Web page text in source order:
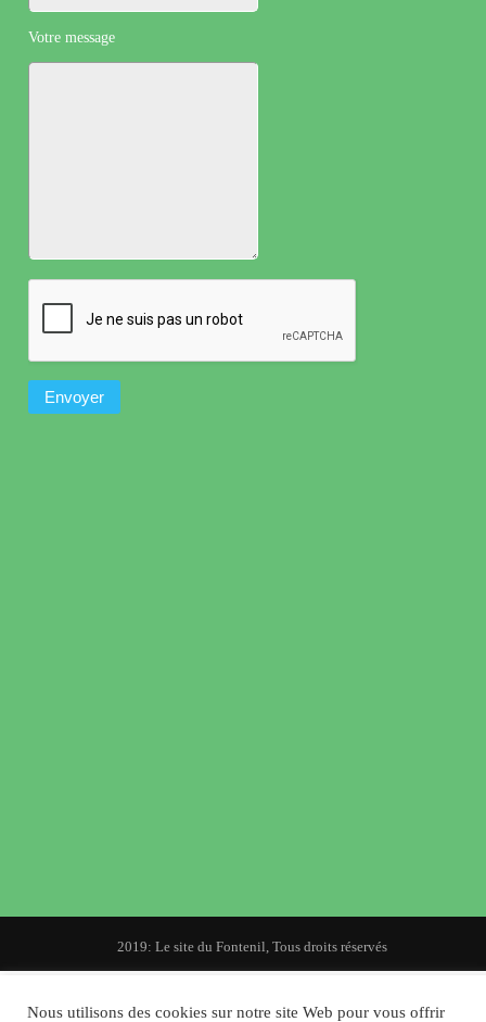
Votre message
© 2019: Le site du Fontenil, Tous droits réservés
Nous utilisons des cookies sur notre site Web pour vous offrir